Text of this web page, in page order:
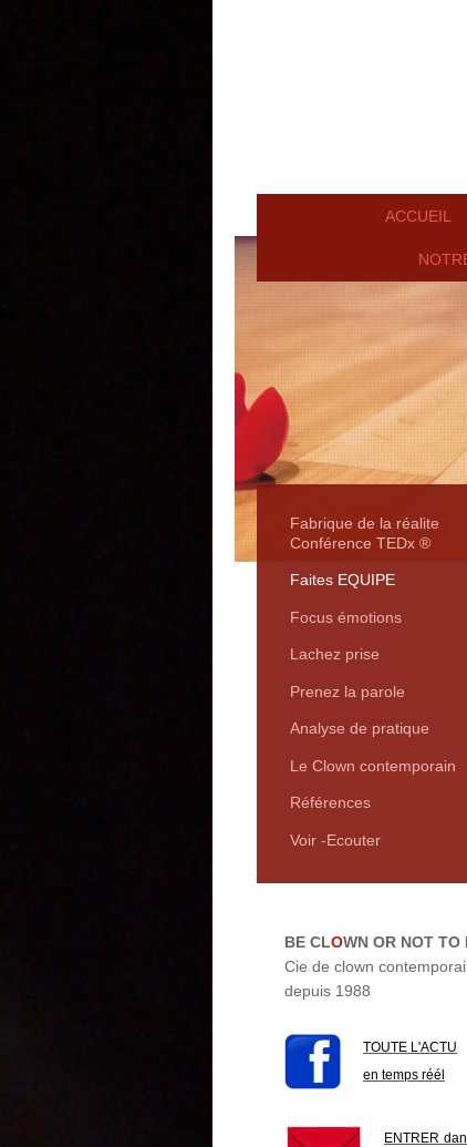
ACCUEIL
Fabrique de la réalite
Conférence TEDx ®
Faites EQUIPE
Focus émotions
Lachez prise
Prenez la parole
Analyse de pratique
Le Clown contemporain
Références
Voir -Ecouter
BE CLOWN OR NOT TO
Cie de clown
depuis 1988
TOUTE L'ACTU
en temps réél
ENTRER